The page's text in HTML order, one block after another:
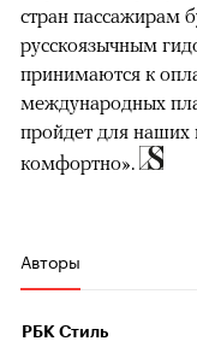
стран пассажирам
русскоязычным
принимаются к
международных
пройдет для
комфортно».
Авторы
РБК Стиль